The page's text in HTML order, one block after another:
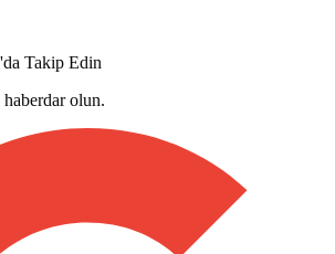
Takip Edin
haberdar olun.